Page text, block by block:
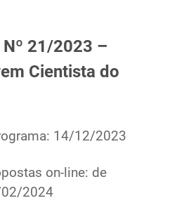
Nº 21/2023 –
Cientista do
14/12/2023
on-line: de
2024